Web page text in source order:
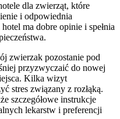
dla zwierząt, które
i odpowiednia
ma dobre opinie i spełnia
zwierzak pozostanie pod
przyzwyczaić do nowej
Kilka wizyt
stres związany z rozłąką.
szczegółowe instrukcje
lekarstw i preferencji